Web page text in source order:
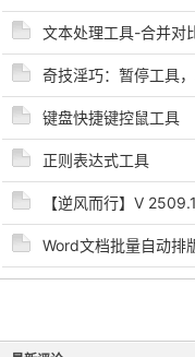
文本处理工具-合并对
奇技淫巧：暂停工具
键盘快捷键控鼠工具
正则表达式工具
【逆风而行】V
Word文档批量自动排